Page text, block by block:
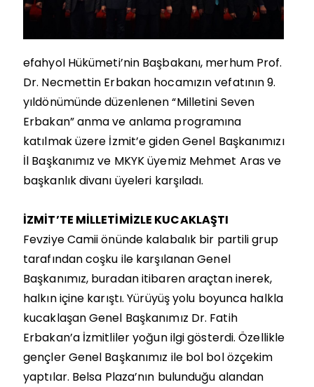
efahyol Hükümeti’nin Başbakanı, merhum Prof.
Dr. Necmettin Erbakan hocamızın vefatının 9.
yıldönümünde düzenlenen “Milletini Seven
Erbakan” anma ve anlama programına
katılmak üzere İzmit’e giden Genel Başkanımızı
İl Başkanımız ve MKYK üyemiz Mehmet Aras ve
başkanlık divanı üyeleri karşıladı.
İZMİT’TE MİLLETİMİZLE KUCAKLAŞTI
Fevziye Camii önünde kalabalık bir partili grup
tarafından coşku ile karşılanan Genel
Başkanımız, buradan itibaren araçtan inerek,
halkın içine karıştı. Yürüyüş yolu boyunca halkla
kucaklaşan Genel Başkanımız Dr. Fatih
Erbakan’a İzmitliler yoğun ilgi gösterdi. Özellikle
gençler Genel Başkanımız ile bol bol özçekim
yaptılar. Belsa Plaza’nın bulunduğu alandan